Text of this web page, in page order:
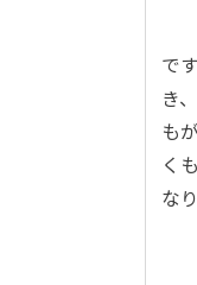
で
き
も
く
な